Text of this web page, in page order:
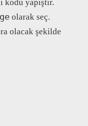
kodu yapıştır.
olarak seç.
olacak şekilde